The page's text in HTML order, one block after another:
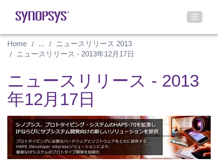
Home ...
ニュースリリース 2013
ニュースリリース - 2013年12月17日
ニュースリリース - 2013
年12月17日